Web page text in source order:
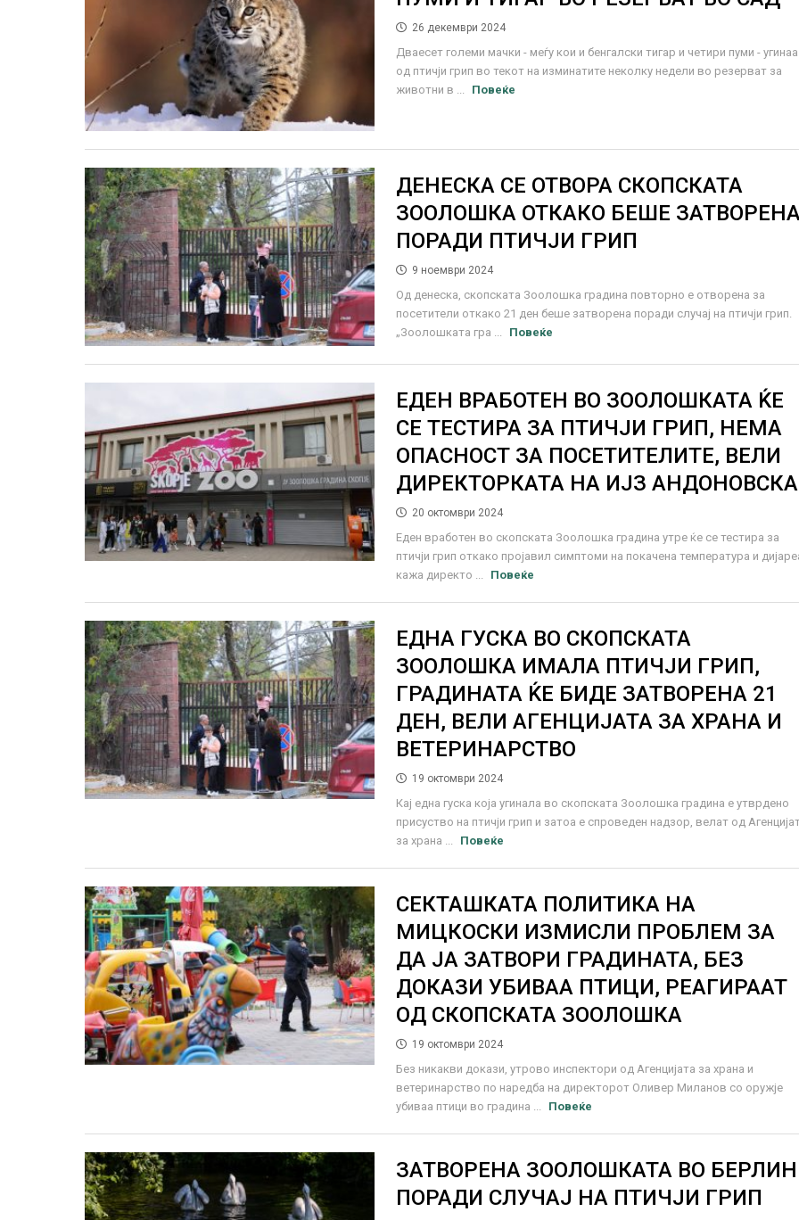
26 декември 2024
Дваесет големи мачки - меѓу кои и бенгалски тигар и четири пуми - угинаа
од птичји грип во текот на изминатите неколку недели во резерват за
животни в ...
Повеќе
ДЕНЕСКА СЕ ОТВОРА СКОПСКАТА
ЗООЛОШКА ОТКАКО БЕШЕ
ПОРАДИ ПТИЧЈИ ГРИП
9 ноември 2024
Од денеска, скопската Зоолошка градина повторно е отворена за
посетители откако 21 ден беше затворена поради случај на птичји грип.
„Зоолошката гра ...
Повеќе
ЕДЕН ВРАБОТЕН ВО ЗООЛОШКАТА ЌЕ
СЕ ТЕСТИРА ЗА ПТИЧЈИ ГРИП, НЕМА
ОПАСНОСТ ЗА ПОСЕТИТЕЛИТЕ, ВЕЛИ
ДИРЕКТОРКАТА НА ИЈЗ АНДОНОВСКА
20 октомври 2024
Еден вработен во скопската Зоолошка градина утре ќе се тестира за
птичји грип откако пројавил симптоми на покачена температура и
кажа директо ...
Повеќе
ЕДНА ГУСКА ВО СКОПСКАТА
ЗООЛОШКА ИМАЛА ПТИЧЈИ ГРИП,
ГРАДИНАТА ЌЕ БИДЕ ЗАТВОРЕНА 21
ДЕН, ВЕЛИ АГЕНЦИЈАТА ЗА ХРАНА И
ВЕТЕРИНАРСТВО
19 октомври 2024
Кај една гуска која угинала во скопската Зоолошка градина е утврдено
присуство на птичји грип и затоа е спроведен надзор, велат од
за храна ...
Повеќе
СЕКТАШКАТА ПОЛИТИКА НА
МИЦКОСКИ ИЗМИСЛИ ПРОБЛЕМ ЗА
ДА ЈА ЗАТВОРИ ГРАДИНАТА, БЕЗ
ДОКАЗИ УБИВАА ПТИЦИ, РЕАГИРААТ
ОД СКОПСКАТА ЗООЛОШКА
19 октомври 2024
Без никакви докази, утрово инспектори од Агенцијата за храна и
ветеринарство по наредба на директорот Оливер Миланов со оружје
убиваа птици во градина ...
Повеќе
ЗАТВОРЕНА ЗООЛОШКАТА ВО БЕРЛИН
ПОРАДИ СЛУЧАЈ НА ПТИЧЈИ ГРИП